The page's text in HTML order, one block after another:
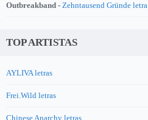
Outbreakband - Zehntausend Gründe letra
TOP ARTISTAS
AYLIVA letras
Frei.Wild letras
Chinese Anarchy letras